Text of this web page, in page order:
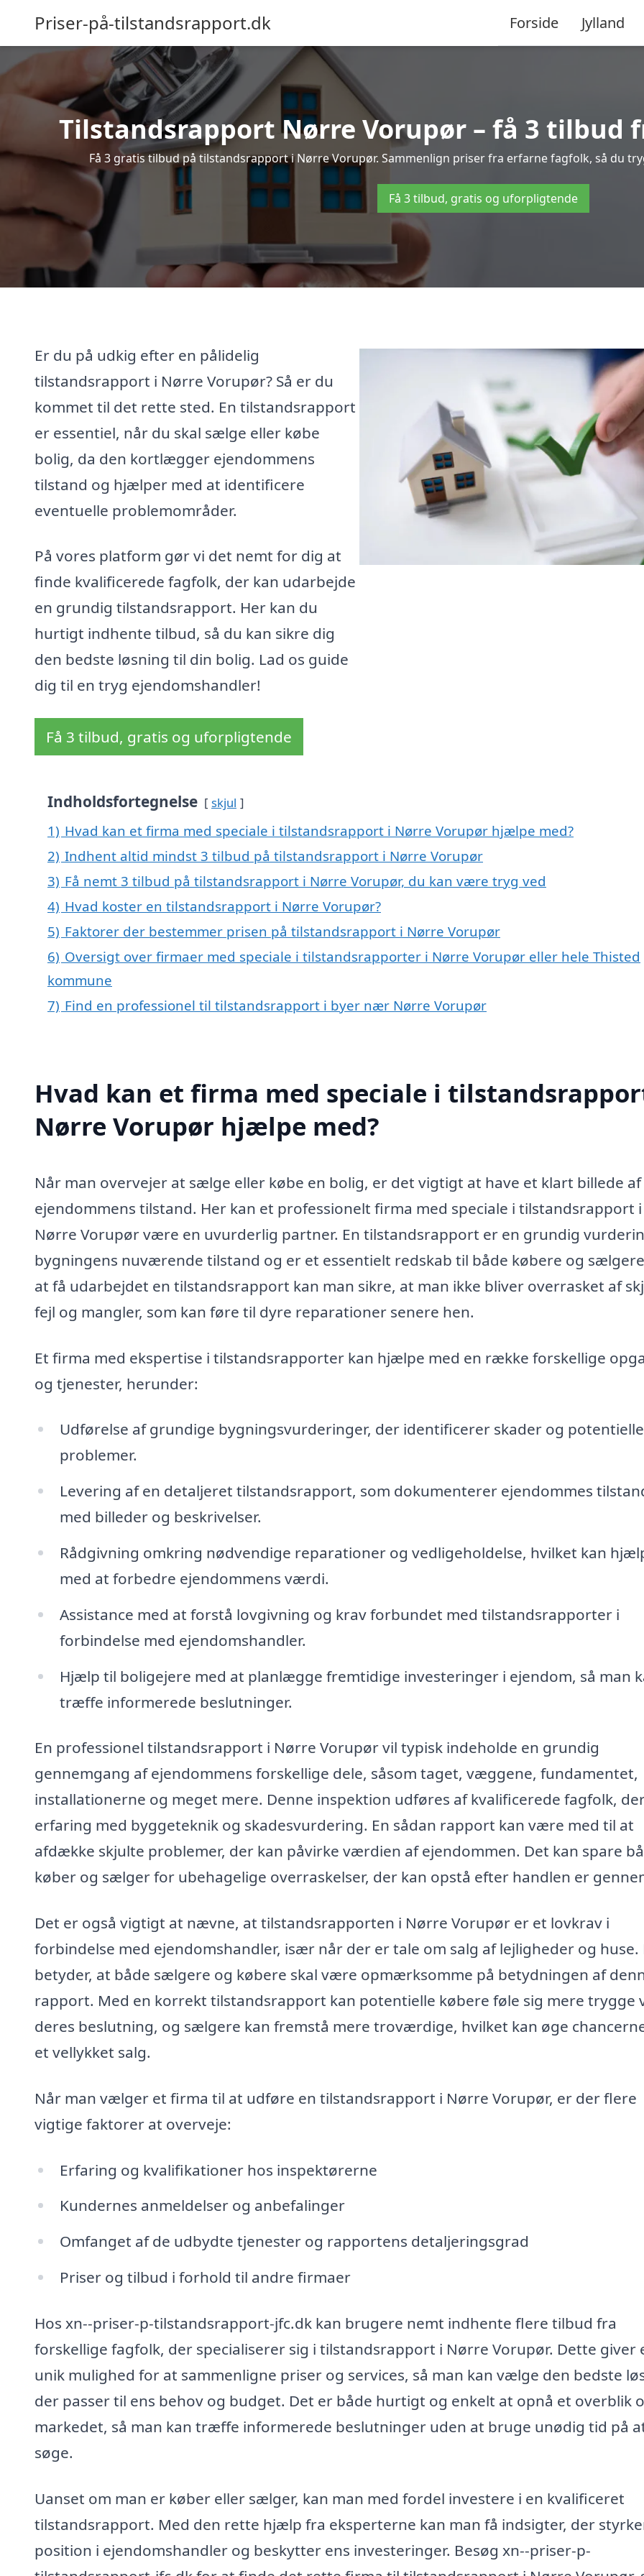
Priser-på-tilstandsrapport.dk Forside Jylland
Tilstandsrapport Nørre Vorupør – få 3 tilbud
Få 3 gratis tilbud på tilstandsrapport i Nørre Vorupør. Sammenlign priser fra erfarne fagfolk, så du
Få 3 tilbud, gratis og uforpligtende
Er du på udkig efter en pålidelig
tilstandsrapport i Nørre Vorupør? Så er du
kommet til det rette sted. En tilstandsrapport
er essentiel, når du skal sælge eller købe
bolig, da den kortlægger ejendommens
tilstand og hjælper med at identificere
eventuelle problemområder.
På vores platform gør vi det nemt for dig at
finde kvalificerede fagfolk, der kan udarbejde
en grundig tilstandsrapport. Her kan du
hurtigt indhente tilbud, så du kan sikre dig
den bedste løsning til din bolig. Lad os guide
dig til en tryg ejendomshandler!
Få 3 tilbud, gratis og uforpligtende
Indholdsfortegnelse skjul
1) Hvad kan et firma med speciale i tilstandsrapport i Nørre Vorupør hjælpe med?
2) Indhent altid mindst 3 tilbud på tilstandsrapport i Nørre Vorupør
3) Få nemt 3 tilbud på tilstandsrapport i Nørre Vorupør, du kan være tryg ved
4) Hvad koster en tilstandsrapport i Nørre Vorupør?
5) Faktorer der bestemmer prisen på tilstandsrapport i Nørre Vorupør
6) Oversigt over firmaer med speciale i tilstandsrapporter i Nørre Vorupør eller hele Thisted
kommune
7) Find en professionel til tilstandsrapport i byer nær Nørre Vorupør
Hvad kan et firma med speciale i
Nørre Vorupør hjælpe med?
Når man overvejer at sælge eller købe en bolig, er det vigtigt at have et klart billede af
ejendommens tilstand. Her kan et professionelt firma med speciale i tilstandsrapport i
Nørre Vorupør være en uvurderlig partner. En tilstandsrapport er en grundig
bygningens nuværende tilstand og er et essentielt redskab til både købere og
at få udarbejdet en tilstandsrapport kan man sikre, at man ikke bliver overrasket af
fejl og mangler, som kan føre til dyre reparationer senere hen.
Et firma med ekspertise i tilstandsrapporter kan hjælpe med en række forskellige
og tjenester, herunder:
Udførelse af grundige bygningsvurderinger, der identificerer skader og potentielle
problemer.
Levering af en detaljeret tilstandsrapport, som dokumenterer ejendommes
med billeder og beskrivelser.
Rådgivning omkring nødvendige reparationer og vedligeholdelse, hvilket kan
med at forbedre ejendommens værdi.
Assistance med at forstå lovgivning og krav forbundet med tilstandsrapporter i
forbindelse med ejendomshandler.
Hjælp til boligejere med at planlægge fremtidige investeringer i ejendom, så man
træffe informerede beslutninger.
En professionel tilstandsrapport i Nørre Vorupør vil typisk indeholde en grundig
gennemgang af ejendommens forskellige dele, såsom taget, væggene, fundamentet,
installationerne og meget mere. Denne inspektion udføres af kvalificerede fagfolk,
erfaring med byggeteknik og skadesvurdering. En sådan rapport kan være med til at
afdække skjulte problemer, der kan påvirke værdien af ejendommen. Det kan spare
køber og sælger for ubehagelige overraskelser, der kan opstå efter handlen er
Det er også vigtigt at nævne, at tilstandsrapporten i Nørre Vorupør er et lovkrav i
forbindelse med ejendomshandler, især når der er tale om salg af lejligheder og huse.
betyder, at både sælgere og købere skal være opmærksomme på betydningen af
rapport. Med en korrekt tilstandsrapport kan potentielle købere føle sig mere trygge
deres beslutning, og sælgere kan fremstå mere troværdige, hvilket kan øge
et vellykket salg.
Når man vælger et firma til at udføre en tilstandsrapport i Nørre Vorupør, er der flere
vigtige faktorer at overveje:
Erfaring og kvalifikationer hos inspektørerne
Kundernes anmeldelser og anbefalinger
Omfanget af de udbydte tjenester og rapportens detaljeringsgrad
Priser og tilbud i forhold til andre firmaer
Hos xn--priser-p-tilstandsrapport-jfc.dk kan brugere nemt indhente flere tilbud fra
forskellige fagfolk, der specialiserer sig i tilstandsrapport i Nørre Vorupør. Dette giver
unik mulighed for at sammenligne priser og services, så man kan vælge den bedste
der passer til ens behov og budget. Det er både hurtigt og enkelt at opnå et overblik
markedet, så man kan træffe informerede beslutninger uden at bruge unødig tid på
søge.
Uanset om man er køber eller sælger, kan man med fordel investere i en kvalificeret
tilstandsrapport. Med den rette hjælp fra eksperterne kan man få indsigter, der
position i ejendomshandler og beskytter ens investeringer. Besøg xn--priser-p-